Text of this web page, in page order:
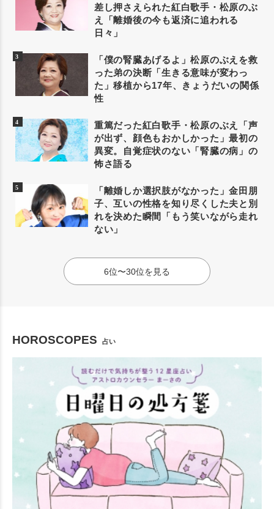
差し押さえられた紅白歌手・松原のぶ
え「離婚後の今も返済に追われる
日々」
「僕の腎臓あげるよ」松原のぶえを救
った弟の決断「生きる意味が変わっ
た」移植から17年、きょうだいの関係
性
重篤だった紅白歌手・松原のぶえ「声
が出ず、顔色もおかしかった」最初の
異変。自覚症状のない「腎臓の病」の
怖さ語る
「離婚しか選択肢がなかった」金田朋
子、互いの性格を知り尽くした夫と別
れを決めた瞬間「もう笑いながら走れ
ない」
6位〜30位を見る
HOROSCOPES 占い